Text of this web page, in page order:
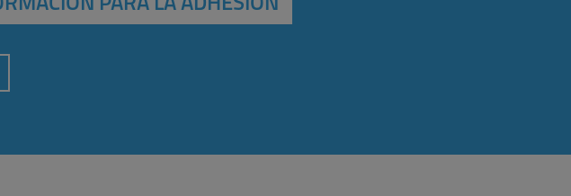
PARA LA ADHESIÓN